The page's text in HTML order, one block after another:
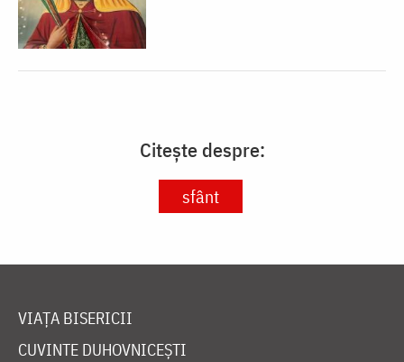
Citește despre:
sfânt
VIAȚA BISERICII
CUVINTE DUHOVNICEȘTI